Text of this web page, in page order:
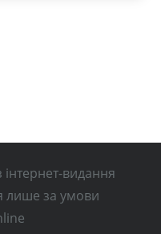
видання
лише за умови